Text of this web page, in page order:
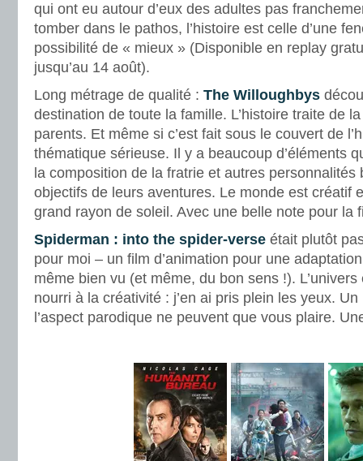
qui ont eu autour d’eux des adultes pas
tomber dans le pathos, l’histoire est celle d’une
possibilité de « mieux » (Disponible en replay
jusqu’au 14 août).
Long métrage de qualité : The Willoughbys
destination de toute la famille. L’histoire traite de
parents. Et même si c’est fait sous le couvert de
thématique sérieuse. Il y a beaucoup d’éléments
la composition de la fratrie et autres personnalités
objectifs de leurs aventures. Le monde est créatif
grand rayon de soleil. Avec une belle note pour la
Spiderman : into the spider-verse était plutôt
pour moi – un film d’animation pour une
même bien vu (et même, du bon sens !).
nourri à la créativité : j’en ai pris plein les yeux. Un
l’aspect parodique ne peuvent que vous plaire.